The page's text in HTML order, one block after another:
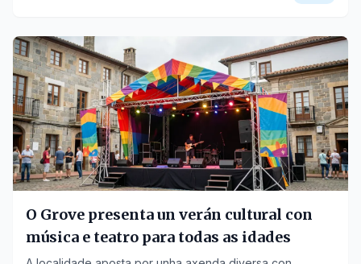
O Grove presenta un verán cultural con
música e teatro para todas as idades